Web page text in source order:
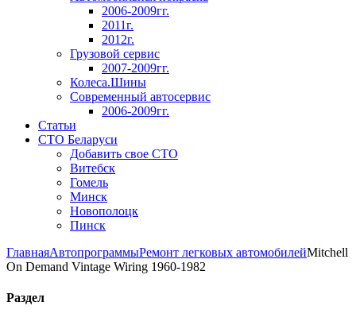
2006-2009гг.
2011г.
2012г.
Грузовой сервис
2007-2009гг.
Колеса.Шины
Современный автосервис
2006-2009гг.
Статьи
СТО Беларуси
Добавить свое СТО
Витебск
Гомель
Минск
Новополоцк
Пинск
ГлавнаяАвтопрограммыРемонт легковых автомобилейMitchell
On Demand Vintage Wiring 1960-1982
Раздел